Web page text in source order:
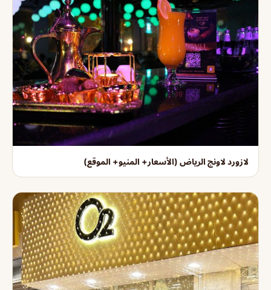
لازورد لاونج الرياض (الأسعار+ المنيو+ الموقع)